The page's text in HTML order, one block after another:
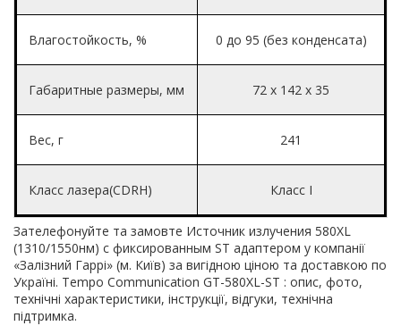
Влагостойкость, % 0 до 95 (без конденсата)
Габаритные размеры, мм 72 x 142 x 35
Вес, г 241
Класс лазера(CDRH) Класс I
Зателефонуйте та замовте Источник излучения 580XL
(1310/1550нм) c фиксированным ST адаптером у компанії
«Залізний Гаррі» (м. Київ) за вигідною ціною та доставкою по
Україні. Tempo Communication GT-580XL-ST : опис, фото,
технічні характеристики, інструкції, відгуки, технічна
підтримка.